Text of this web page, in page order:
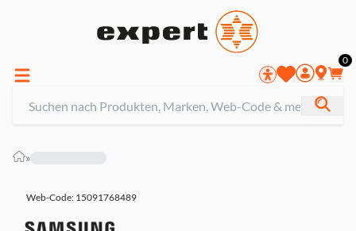
0
»
Web-Code: 15091768489